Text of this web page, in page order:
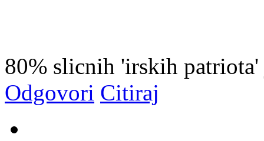
80% slicnih 'irskih
Odgovori Citiraj